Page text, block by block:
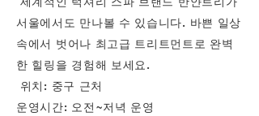
서울에서도 만나볼 수 있습니다. 바쁜 일상
속에서 벗어나 최고급 트리트먼트로 완벽
한 힐링을 경험해 보세요.
위치: 중구 근처
운영시간: 오전~저녁 운영